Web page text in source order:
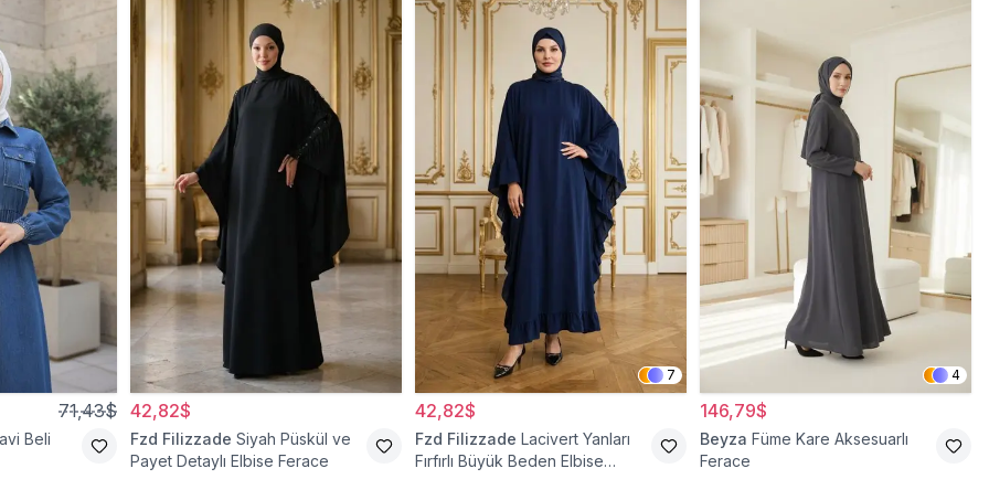
71,43$
Beli
42,82$
Fzd Filizzade Siyah Püskül ve
Payet Detaylı Elbise Ferace
7
42,82$
Fzd Filizzade Lacivert Yanları
Fırfırlı Büyük Beden Elbise
4
146,79$
Beyza Füme Kare Aksesuarlı
Ferace